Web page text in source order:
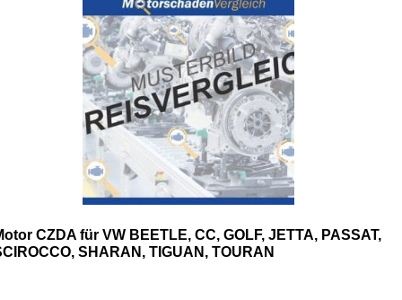
CZDA für VW BEETLE, CC, GOLF, JETTA, PASSAT,
SHARAN, TIGUAN, TOURAN